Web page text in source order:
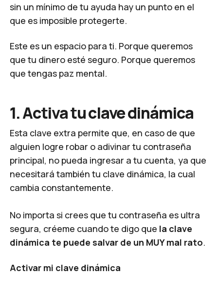
sin un mínimo de tu ayuda hay un punto en el
que es imposible protegerte.
Este es un espacio para ti. Porque queremos
que tu dinero esté seguro. Porque queremos
que tengas paz mental.
1. Activa tu clave dinámica
Esta clave extra permite que, en caso de que
alguien logre robar o adivinar tu contraseña
principal, no pueda ingresar a tu cuenta, ya que
necesitará también tu clave dinámica, la cual
cambia constantemente.
No importa si crees que tu contraseña es ultra
segura, créeme cuando te digo que la clave
dinámica te puede salvar de un MUY mal rato.
Activar mi clave dinámica